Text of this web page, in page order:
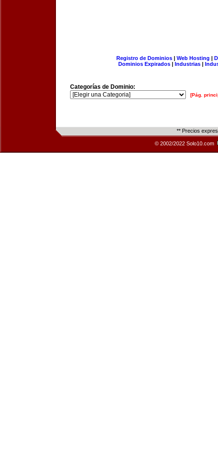
Registro de Dominios| Web Hosting |
Dominios Expirados | Industrias |
Categorías de Dominio:
[Pág.
** Precios
© 2002/2022 Solo10.com